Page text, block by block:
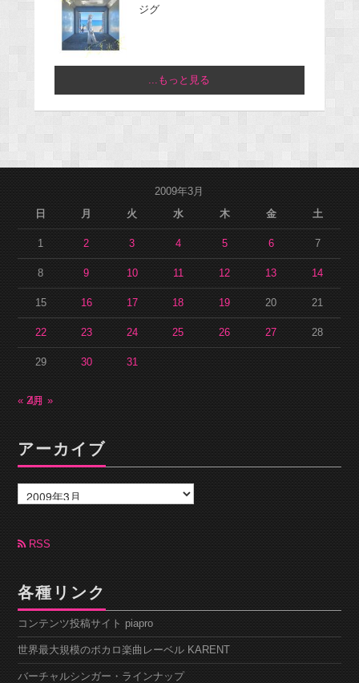
ジグ
...もっと見る
2009年3月
日
月 火 水 木 金 土
1 2 3 4 5 6 7
8 9 10 11 12 13 14
15 16 17 18 19 20 21
22 23 24 25 26 27 28
29 30 31
« 2月4月 »
アーカイブ
ー
カ
ブ RSS
各種リンク
コンテンツ投稿サイト piapro
世界最大規模のボカロ楽曲レーベル KARENT
バーチャルシンガー・ラインナップ